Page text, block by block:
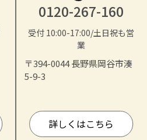
0120-267-160
受付 10:00-17:00/土日祝も営
業
〒394-0044 長野県岡谷市湊
5-9-3
詳しくはこちら